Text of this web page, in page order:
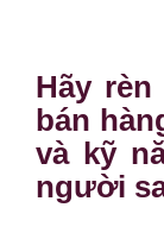
Hãy
bán
và kỹ
người